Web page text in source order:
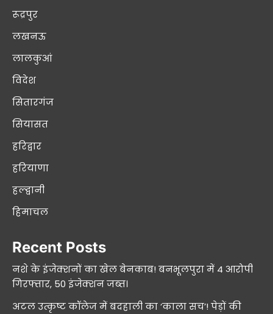
रूद्रपुर
लखनऊ
लालकुआं
विदेश
सितारगंज
सियासत
हरिद्वार
हरियाणा
हल्द्वानी
हिमाचल
Recent Posts
नशे के इंजेक्शनों का खेल बेनकाब! बनभूलपुरा में 4 आरोपी
गिरफ्तार, 50 इंजेक्शन जब्त।
अटल उत्कृष्ट कॉलेज में बदहाली का ‘काला सच’! पेड़ों की